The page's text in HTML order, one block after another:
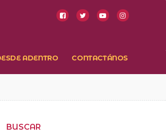
ADENTRO CONTACTÁNOS
BUSCAR